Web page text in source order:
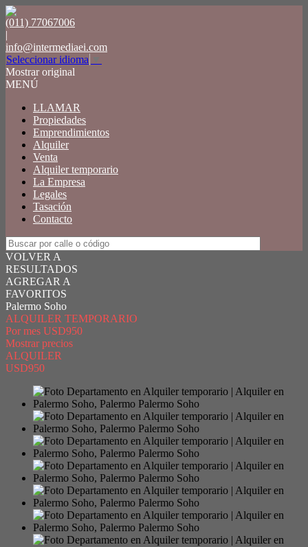
(011) 77067006
|
info@intermediaei.com
Seleccionar idioma
Mostrar original
MENÚ
LLAMAR
Propiedades
Emprendimientos
Alquiler
Venta
Alquiler temporario
La Empresa
Legales
Tasación
Contacto
VOLVER A
RESULTADOS
AGREGAR A
FAVORITOS
Palermo Soho
ALQUILER TEMPORARIO
Por mes USD950
Mostrar precios
ALQUILER
USD950